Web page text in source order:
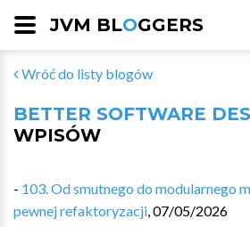
JVM BLOGGERS
Wróć do listy blogów
BETTER SOFTWARE
WPISÓW
- 103. Od smutnego do modularnego
pewnej refaktoryzacji,07/05/2026